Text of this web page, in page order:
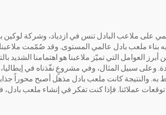
على ملاعب البادل تنس في ازدياد، وشركة لوكين
بناء ملعب بادل عالمي المستوى. وقد صُمّمت
العوامل التي تميّز ملاعبنا هو اهتمامنا الشديد
وعلى سبيل المثال، وفي مشروعٍ نفّذناه في
به. والنتيجة كانت ملعب بادل مذهل أصبح محوراً
عملائنا. فإذا كنت تفكر في إنشاء ملعب بادل،